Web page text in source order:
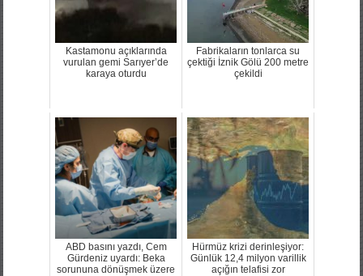
Kastamonu açıklarında
vurulan gemi Sarıyer’de
karaya oturdu
Fabrikaların tonlarca su
çektiği İznik Gölü 200 metre
çekildi
ABD basını yazdı, Cem
Gürdeniz uyardı: Beka
sorununa dönüşmek üzere
Hürmüz krizi derinleşiyor:
Günlük 12,4 milyon varillik
açığın telafisi zor